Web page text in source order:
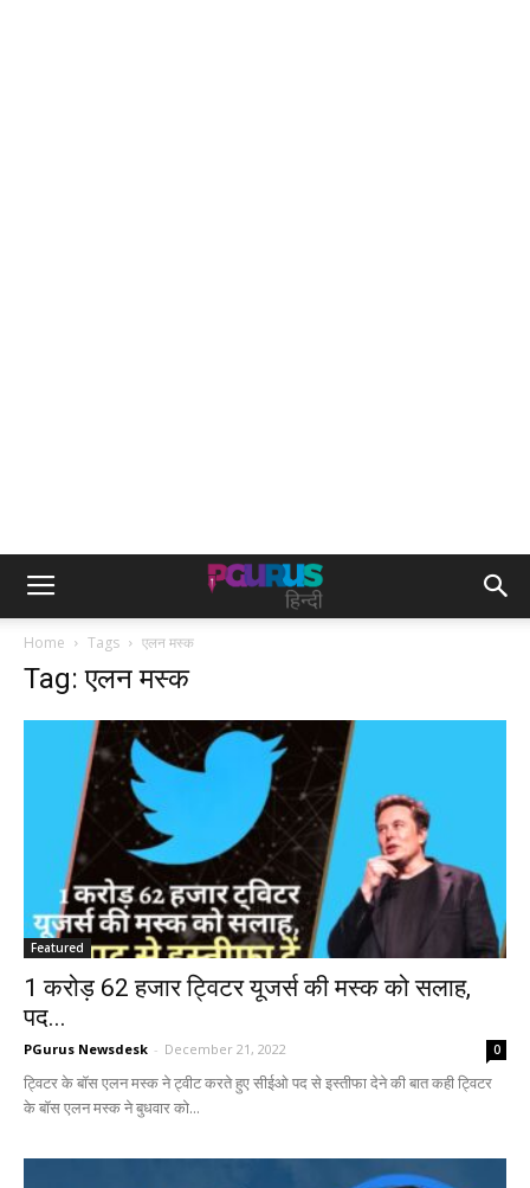
Home Tags एलन मस्क
Tag: एलन मस्क
Featured
1 करोड़ 62 हजार ट्विटर यूजर्स की मस्क को सलाह,
पद...
PGurus Newsdesk - December 21, 2022 0
ट्विटर के बॉस एलन मस्क ने ट्वीट करते हुए सीईओ पद से इस्तीफा देने की बात कही ट्विटर
के बॉस एलन मस्क ने बुधवार को...